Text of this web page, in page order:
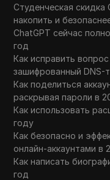
Студенческая скидка
накопить и
ChatGPT сейчас
год
Как исправить
зашифрованный DNS-
Как поделиться
раскрывая пароли в
Как использовать
году
Как безопасно и
онлайн-аккаунтами в
Как написать
год